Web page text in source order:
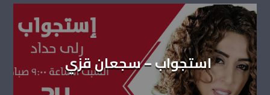
استجواب – سجعان قزي